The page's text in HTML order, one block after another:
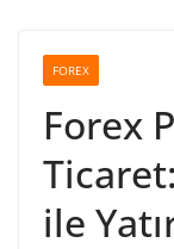
FOREX
Forex
ile